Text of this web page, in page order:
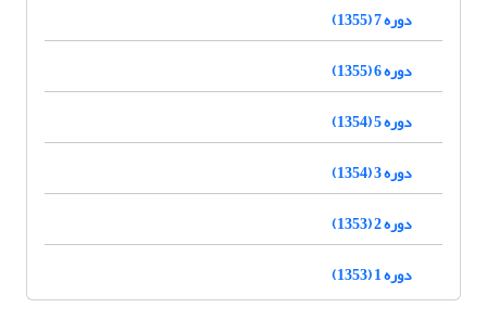
دوره 7 (1355)
دوره 6 (1355)
دوره 5 (1354)
دوره 3 (1354)
دوره 2 (1353)
دوره 1 (1353)